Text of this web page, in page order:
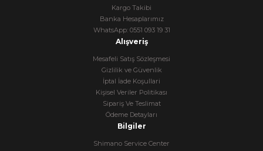
Kargo Takibi
Banka Hesaplarımız
WhatsApp: 0551 093 19 31
Alışveriş
Mesafeli Satış Sözleşmesi
Gizlilik ve Güvenlik
İptal İade Koşullari
Kişisel Veriler Politikası
Sipariş Ve Teslimat
Ödeme Detayları
Bilgiler
Shimano Service Center